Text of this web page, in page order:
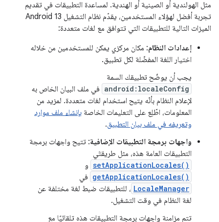
مثل الهولندية أو الصينية أو الهندية. لمساعدة التطبيقات في تقديم
تجربة أفضل لهؤلاء المستخدمين، يقدّم نظام التشغيل Android 13
الميزات التالية للتطبيقات التي تتوافق مع لغات متعددة:
إعدادات النظام: مكان مركزي يمكن للمستخدمين من خلاله
اختيار اللغة المفضّلة لكل تطبيق.
يجب أن يوضّح تطبيقك السمة
android:localeConfig في ملف البيان الخاص به
لإعلام النظام بأنّه يتيح استخدام لغات متعددة. لمزيد من
المعلومات، اطّلِع على التعليمات الخاصة بإنشاء ملف موارد
وتعريفه في ملف بيان التطبيق.
واجهات برمجة التطبيقات الإضافية: تتيح واجهات برمجة
التطبيقات العامة هذه، مثل طريقتَي
setApplicationLocales() و
getApplicationLocales() في
LocaleManager ، للتطبيقات ضبط لغة مختلفة عن
لغة النظام في وقت التشغيل.
تتم مزامنة واجهات برمجة التطبيقات هذه تلقائيًا مع